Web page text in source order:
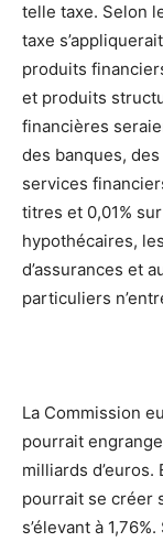
telle taxe. Selon
taxe
produits
et produits
financières
des banques,
services
titres et 0,01%
hypothécaires,
d’assurances et
particuliers
La Commission
pourrait
milliards d’euros.
pourrait se créer
s’élevant à